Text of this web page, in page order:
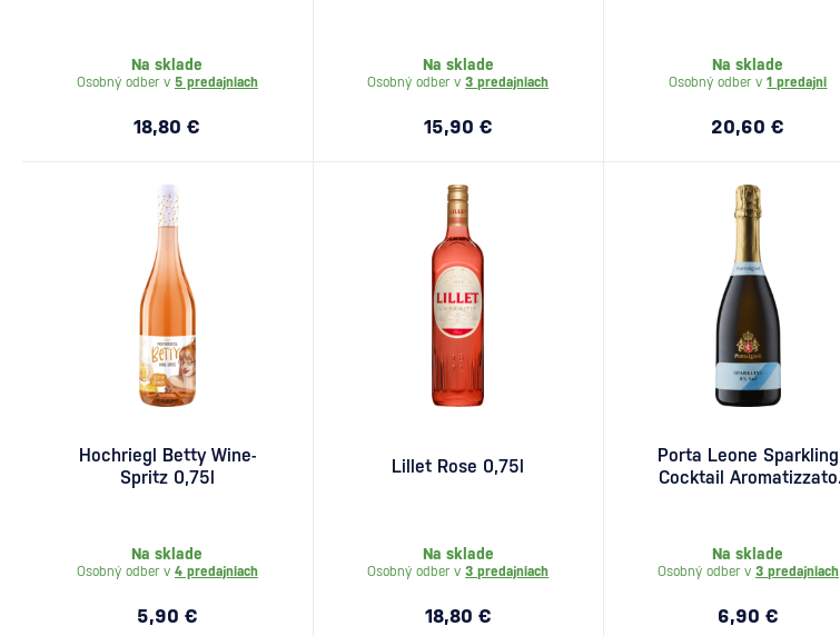
Na sklade
Osobný odber v 5 predajniach
18,80 €
Na sklade
Osobný odber v3 predajniach
15,90 €
Na sklade
Osobný odber v1 predajni
20,60 €
Hochriegl Betty Wine-
Spritz 0,75l
Na sklade
Osobný odber v 4 predajniach
5,90 €
Lillet Rose 0,75l
Na sklade
Osobný odber v3 predajniach
18,80 €
Porta Leone Sparkling
Cocktail Aromatizzato
Na sklade
Osobný odber v 3 predajniach
6,90 €